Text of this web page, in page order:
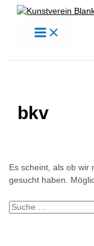
Zum
springen
Main
Menu
bkv
Es scheint, als ob wir
gesucht haben.
Suchen
nach: